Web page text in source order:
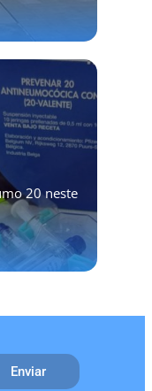
20 neste
Enviar